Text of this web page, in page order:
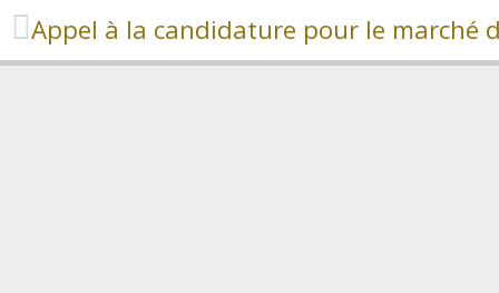
Appel à la candidature pour le marché